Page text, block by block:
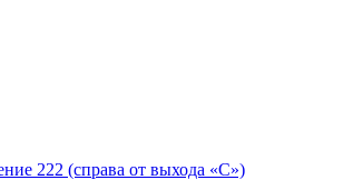
222 (справа от выхода «С»)